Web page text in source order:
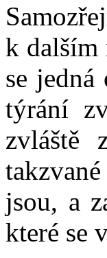
k dalším
se
týrání
zvláště
jsou, a
které se